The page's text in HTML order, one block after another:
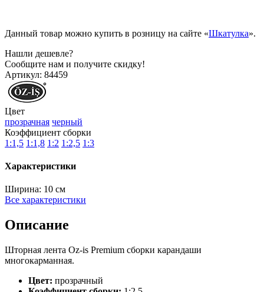
Данный товар можно купить в розницу на сайте «Шкатулка».
Нашли дешевле?
Сообщите нам и получите скидку!
Артикул: 84459
Цвет
прозрачная черный
Коэффициент сборки
1:1,5 1:1,8 1:2 1:2,5 1:3
Характеристики
Ширина: 10 см
Все характеристики
Описание
Шторная лента Oz-is Premium сборки карандаши
многокарманная.
Цвет: прозрачный